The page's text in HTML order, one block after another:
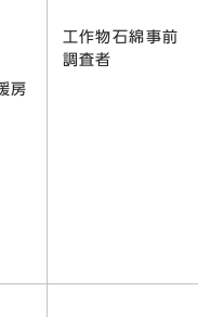
房
工作物石綿事前
調査者